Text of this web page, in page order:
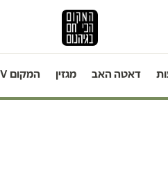
דאטה האב מגזין המקום TV